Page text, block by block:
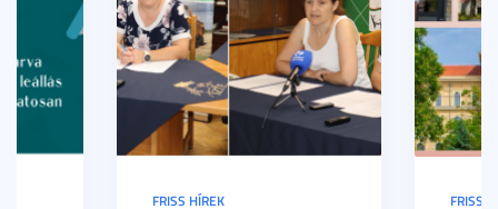
FRISS HÍREK FRISS